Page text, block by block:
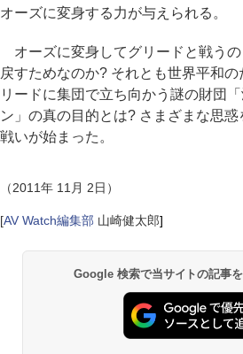
オーズに変身する力が与えられる。
オーズに変身してグリードと戦うの
戻すためなのか? それとも世界平和
リードに集団で立ち向かう謎の財団
ン」の真の目的とは? さまざまな思
戦いが始まった。
（2011年 11月 2日）
[AV Watch編集部 山崎健太郎]
Google 検索で当サイトの記事